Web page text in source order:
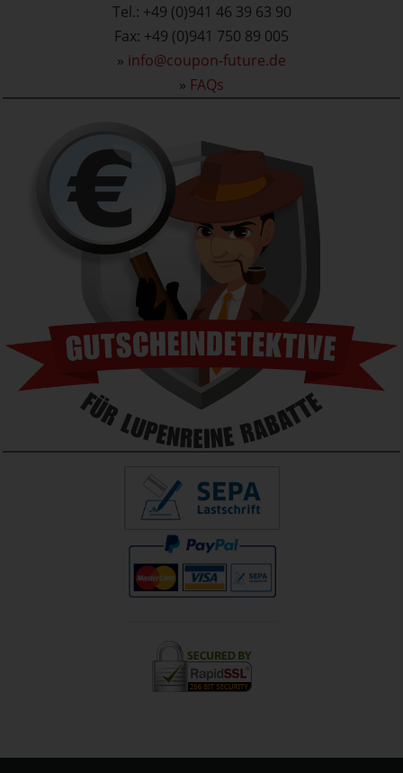
Tel.: +49 (0)941 46 39 63 90
Fax: +49 (0)941 750 89 005
» info@coupon-future.de
» FAQs